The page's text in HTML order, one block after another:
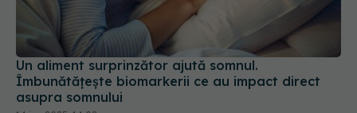
Un aliment surprinzător ajută somnul.
Îmbunătățește biomarkerii ce au impact direct
asupra somnului
14 ian 2025, 14:02